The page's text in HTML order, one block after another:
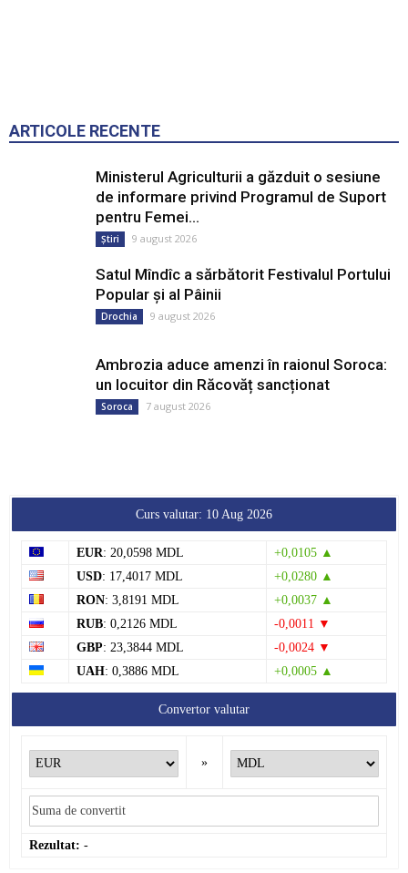
ARTICOLE RECENTE
Ministerul Agriculturii a găzduit o sesiune
de informare privind Programul de Suport
pentru Femei...
Știri 9 august 2026
Satul Mîndîc a sărbătorit Festivalul Portului
Popular și al Pâinii
Drochia 9 august 2026
Ambrozia aduce amenzi în raionul Soroca:
un locuitor din Răcovăț sancționat
Soroca 7 august 2026
Curs valutar: 10 Aug 2026
EUR: 20,0598 MDL
+0,0105 ▲
USD: 17,4017 MDL
+0,0280 ▲
RON: 3,8191 MDL
+0,0037 ▲
RUB: 0,2126 MDL
-0,0011 ▼
GBP: 23,3844 MDL
-0,0024 ▼
UAH: 0,3886 MDL +0,0005 ▲
Convertor valutar
»
Rezultat: -